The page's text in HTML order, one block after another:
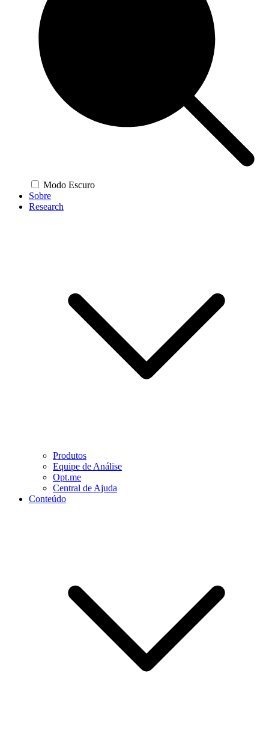
Modo Escuro
Sobre
Research
Produtos
Equipe de Análise
Opt.me
Central de Ajuda
Conteúdo